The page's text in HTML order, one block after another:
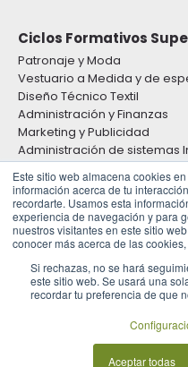
Este sitio web almacena cookies
información acerca de tu
recordarte. Usamos esta
experiencia de navegación y para
nuestros visitantes en este sitio
conocer más acerca de las
Si rechazas, no se hará
este sitio web. Se usará una
recordar tu preferencia de que
Aceptar todas
Ciclos Formativos
Patronaje y Moda
Vestuario a Medida y de
Diseño Técnico Textil
Administración y Finanzas
Marketing y Publicidad
Administración de sistemas
Desarrollo de Aplicaciones
Ciclos Formativos
Confección y Moda